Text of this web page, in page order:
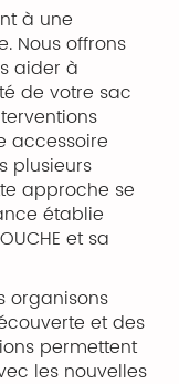
à une
Nous offrons
aider à
de votre sac
accessoire
plusieurs
approche se
établie
et sa
organisons
et des
permettent
les nouvelles